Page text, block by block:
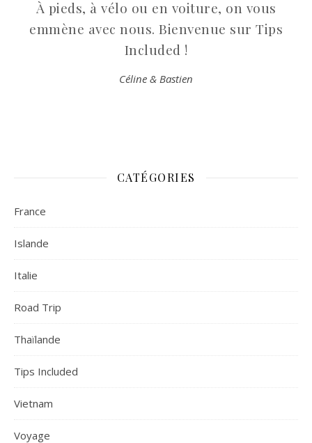
À pieds, à vélo ou en voiture, on vous
emmène avec nous. Bienvenue sur Tips
Included !
Céline & Bastien
CATÉGORIES
France
Islande
Italie
Road Trip
Thaïlande
Tips Included
Vietnam
Voyage